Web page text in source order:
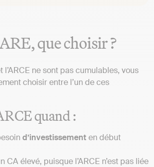
que choisir ?
l’ARCE ne sont pas cumulables, vous
choisir entre l’un de ces
quand :
d’investissementen début
CA élevé, puisque l’ARCE n’est pas liée